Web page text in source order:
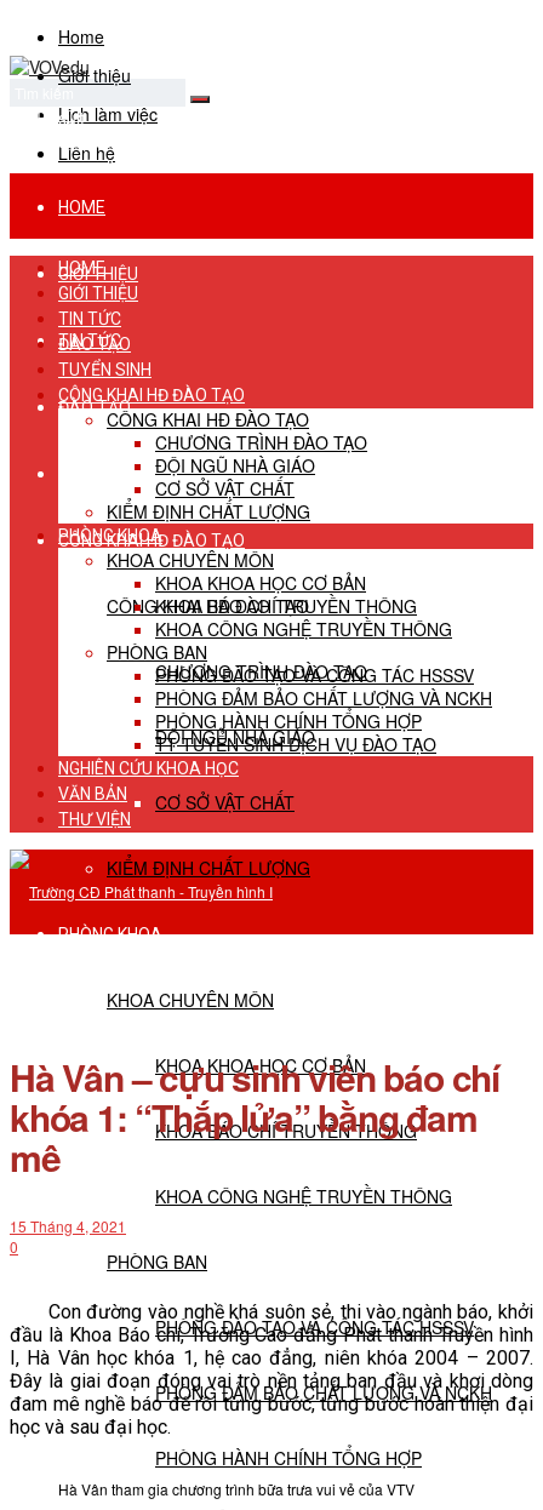
Home
Giới thiệu
Lịch làm việc
Liên hệ
No Result
View All Result
HOME
GIỚI THIỆU
TIN TỨC
ĐÀO TẠO
TUYỂN SINH
CÔNG KHAI HĐ ĐÀO TẠO
CÔNG KHAI HĐ ĐÀO TẠO
CHƯƠNG TRÌNH ĐÀO TẠO
ĐỘI NGŨ NHÀ GIÁO
CƠ SỞ VẬT CHẤT
KIỂM ĐỊNH CHẤT LƯỢNG
PHÒNG KHOA
KHOA CHUYÊN MÔN
KHOA KHOA HỌC CƠ BẢN
KHOA BÁO CHÍ TRUYỀN THÔNG
KHOA CÔNG NGHỆ TRUYỀN THÔNG
PHÒNG BAN
PHÒNG ĐÀO TẠO VÀ CÔNG TÁC HSSSV
PHÒNG ĐẢM BẢO CHẤT LƯỢNG VÀ NCKH
PHÒNG HÀNH CHÍNH TỔNG HỢP
HOME
GIỚI THIỆU
TIN TỨC
ĐÀO TẠO
TUYỂN SINH
CÔNG KHAI HĐ ĐÀO TẠO
CÔNG KHAI HĐ ĐÀO TẠO
CHƯƠNG TRÌNH ĐÀO TẠO
ĐỘI NGŨ NHÀ GIÁO
CƠ SỞ VẬT CHẤT
KIỂM ĐỊNH CHẤT LƯỢNG
PHÒNG KHOA
KHOA CHUYÊN MÔN
KHOA KHOA HỌC CƠ BẢN
KHOA BÁO CHÍ TRUYỀN THÔNG
KHOA CÔNG NGHỆ TRUYỀN THÔNG
PHÒNG BAN
PHÒNG ĐÀO TẠO VÀ CÔNG TÁC HSSSV
PHÒNG ĐẢM BẢO CHẤT LƯỢNG VÀ NCKH
PHÒNG HÀNH CHÍNH TỔNG HỢP
TT TUYỂN SINH DỊCH VỤ ĐÀO TẠO
NGHIÊN CỨU KHOA HỌC
VĂN BẢN
THƯ VIỆN
Hà Vân – cựu sinh viên báo chí
khóa 1: “Thắp lửa” bằng đam
mê
15 Tháng 4, 2021
0
Con đường vào nghề khá suôn sẻ, thi vào ngành báo, khởi
đầu là Khoa Báo chí, Trường Cao đẳng Phát thanh Truyền hình
I, Hà Vân học khóa 1, hệ cao đẳng, niên khóa 2004 – 2007.
Đây là giai đoạn đóng vai trò nền tảng ban đầu và khơi dòng
đam mê nghề báo để rồi từng bước, từng bước hoàn thiện đại
học và sau đại học.
Hà Vân tham gia chương trình bữa trưa vui vẻ của VTV